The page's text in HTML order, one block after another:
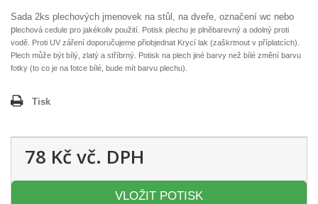
Sada 2ks plechových jmenovek na stůl, na dveře, označení wc nebo
plechová cedule pro jakékoliv použití. Potisk plechu je plněbarevný a odolný proti
vodě. Proti UV záření doporučujeme přiobjednat Krycí lak (zaškrtnout v příplatcích).
Plech může být bílý, zlatý a stříbrný. Potisk na plech jiné barvy než bílé změní barvu
fotky (to co je na fotce bílé, bude mít barvu plechu).
Tisk
78 Kčvč. DPH
VLOŽIT POTISK